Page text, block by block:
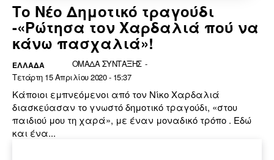
Τo Νέο Δημοτικό τραγούδι
-«Ρώτησα τον Χαρδαλιά πού να
κάνω πασχαλιά»!
ΕΛΛΆΔΑ ΟΜΑΔΑ ΣΥΝΤΑΞΗΣ -
Τετάρτη 15 Απριλίου 2020 - 15:37
Κάποιοι εμπνεόμενοι από τον Νίκο Χαρδαλιά
διασκεύασαν το γνωστό δημοτικό τραγούδι, «στου
παιδιού μου τη χαρά», με έναν μοναδικό τρόπο . Εδώ
και ένα...